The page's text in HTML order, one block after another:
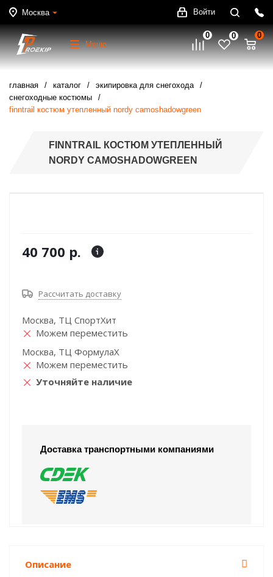
Москва Войти
Меню
0 0 0
главная каталог
экипировка для снегохода
снегоходные костюмы
finntrail костюм утепленный nordy camoshadowgreen
FINNTRAIL КОСТЮМ УТЕПЛЕННЫЙ
NORDY CAMOSHADOWGREEN
40 700 р.
Рассчитать доставку
Москва, ТЦ СпортХит
Можем переместить
Москва, ТЦ ФормулаХ
Можем переместить
Уточняйте наличие
Доставка транспортными компаниями
Описание